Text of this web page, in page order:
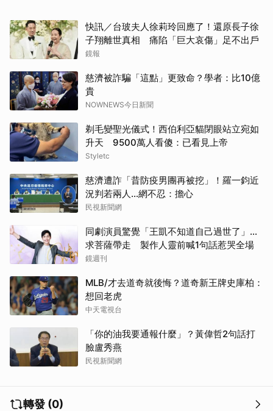
快訊／台玻夫人徐莉玲回應了！還原長子徐
子翔離世真相 痛陷「巨大哀傷」足不出戶
鏡報
慈濟被詐騙「這點」更致命？學者：比10億
貴
NOWNEWS今日新聞
剃毛變聖光儀式！西伯利亞貓閉眼站立宛如
升天 9500萬人看傻：已看見上帝
Styletc
慈濟遭詐「昔防疫男團再被挖」！羅一鈞近
況判若兩人…網不忍：擔心
民視新聞網
同劇演員驚覺「王凱不知道自己過世了」...
求菩薩帶走 製作人靈前喊1句話惹哭全場
鏡週刊
MLB/才去道奇就後悔？道奇新王牌史庫柏：
想回老虎
中天電視台
「你的油我要通報什麼」？黃偉哲2句話打
臉盧秀燕
民視新聞網
轉發 (0)